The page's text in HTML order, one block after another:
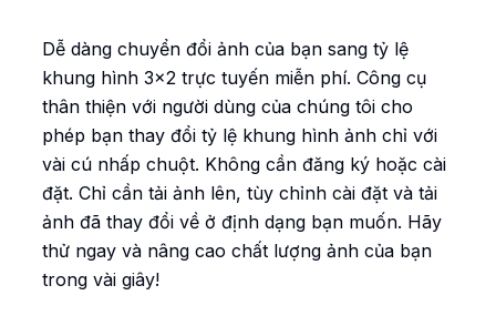
Dễ dàng chuyển đổi ảnh của bạn sang tỷ lệ
khung hình 3x2 trực tuyến miễn phí. Công cụ
thân thiện với người dùng của chúng tôi cho
phép bạn thay đổi tỷ lệ khung hình ảnh chỉ với
vài cú nhấp chuột. Không cần đăng ký hoặc cài
đặt. Chỉ cần tải ảnh lên, tùy chỉnh cài đặt và tải
ảnh đã thay đổi về ở định dạng bạn muốn. Hãy
thử ngay và nâng cao chất lượng ảnh của bạn
trong vài giây!